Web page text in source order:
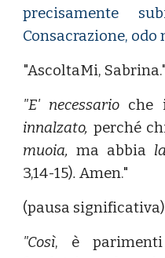
precisamente
Consacrazione, odo
"AscoltaMi, Sabrina."
"E' necessario che
innalzato, perché
muoia, ma abbia
3,14-15). Amen."
(pausa significativa)
"Così, è